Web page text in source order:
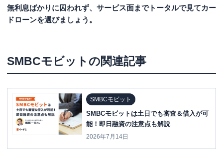
無利息ばかりに囚われず、サービス面までトータルで見てカー
ドローンを選びましょう。
SMBCモビット の関連記事
SMBCモビット
SMBCモビットは土日でも審査＆借入が可
能！即日融資の注意点も解説
2026年7月14日